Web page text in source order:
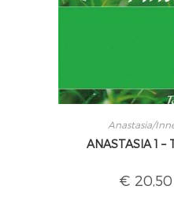
Anastasia/
ANASTASIA 1
€ 20,50